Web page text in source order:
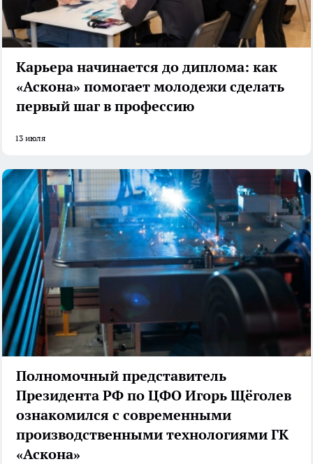
Карьера начинается до диплома: как
«Аскона» помогает молодежи сделать
первый шаг в профессию
13 июля
Полномочный представитель
Президента РФ по ЦФО Игорь Щёголев
ознакомился с современными
производственными технологиями ГК
«Аскона»